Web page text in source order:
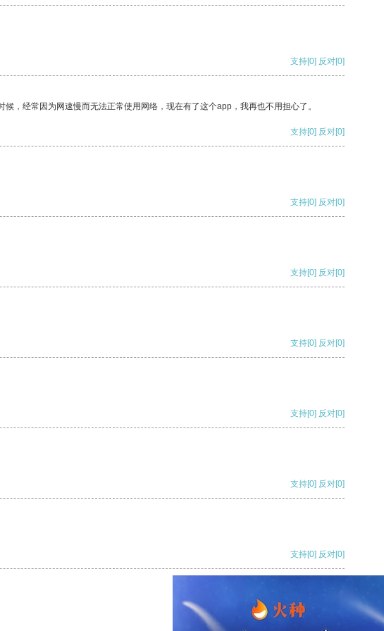
支持[0] 反对[0]
，经常因为网速慢而无法正常使用网络，现在有了这个app，我再也不用担心了。
支持[0] 反对[0]
支持[0] 反对[0]
支持[0] 反对[0]
支持[0] 反对[0]
支持[0] 反对[0]
支持[0] 反对[0]
支持[0] 反对[0]